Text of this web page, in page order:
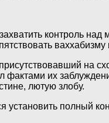
контроль над
на
фактами их
лютую злобу.
установить полный